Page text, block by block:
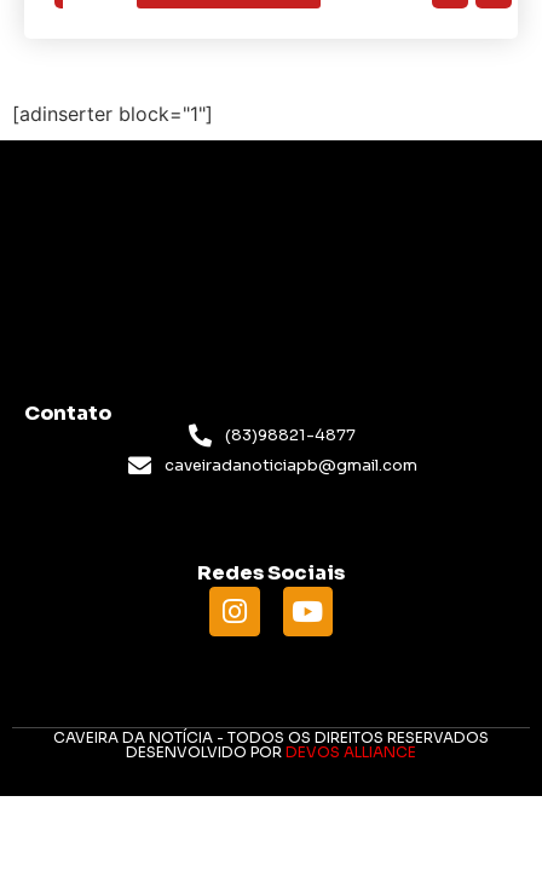
[adinserter block="1"]
Contato
(83)98821-4877
caveiradanoticiapb@gmail.com
Redes Sociais
CAVEIRA DA NOTÍCIA - TODOS OS DIREITOS RESERVADOS
DESENVOLVIDO POR DEVOS ALLIANCE